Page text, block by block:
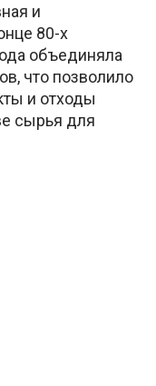
и
80-х
объединяла
что позволило
и отходы
сырья для